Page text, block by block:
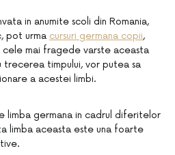
in anumite scoli din Romania,
pot urma cursuri germana copii,
mai fragede varste aceasta
trecerea timpului, vor putea sa
a acestei limbi.
limba germana in cadrul diferitelor
limba aceasta este una foarte